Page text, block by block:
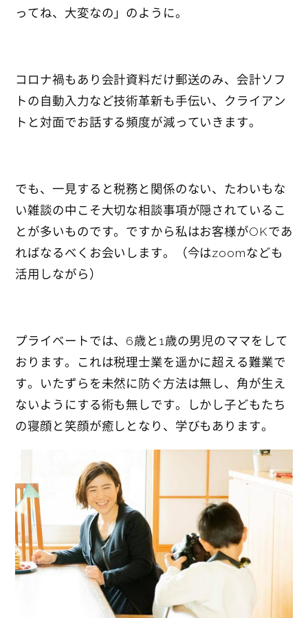
ってね、大変なの」のように。
コロナ禍もあり会計資料だけ郵送のみ、会計ソフ
トの自動入力など技術革新も手伝い、クライアン
トと対面でお話する頻度が減っていきます。
でも、一見すると税務と関係のない、たわいもな
い雑談の中こそ大切な相談事項が隠されているこ
とが多いものです。ですから私はお客様がOKであ
ればなるべくお会いします。（今はzoomなども
活用しながら）
プライベートでは、6歳と1歳の男児のママをして
おります。これは税理士業を遥かに超える難業で
す。いたずらを未然に防ぐ方法は無し、角が生え
ないようにする術も無しです。
しかし子どもたち
の寝顔と笑顔が癒しとなり、学びもあります。